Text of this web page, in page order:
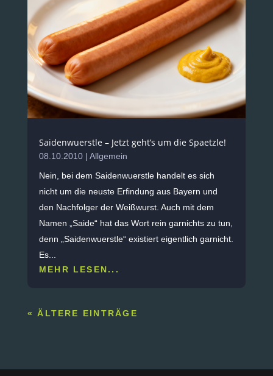
Saidenwuerstle – Jetzt geht’s um die Spaetzle!
08.10.2010| Allgemein
Nein, bei dem Saidenwuerstle handelt es sich
nicht um die neuste Erfindung aus Bayern und
den Nachfolger der Weißwurst. Auch mit dem
Namen „Saide“ hat das Wort rein garnichts zu tun,
denn „Saidenwuerstle“ existiert eigentlich garnicht.
Es...
MEHR LESEN...
« ÄLTERE EINTRÄGE